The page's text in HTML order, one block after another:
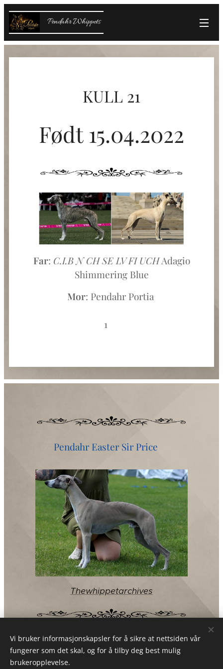
Pendahr Whippets
KULL 21
Født 15.04.2022
Far: C.I.B N CH SE LV FI UCHAdagio
Shimmering Blue
Mor: Pendahr Portia
1♂️
Pendahr Easter Sir Price♂️
Thewhippetarchives
Vi bruker informasjonskapsler for å sikre at nettsiden vår
fungerer som det skal, og for å tilby deg best mulig
brukeropplevelse.